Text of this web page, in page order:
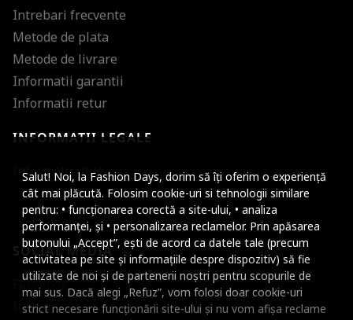
Salut! Noi, la Fashion Days, dorim să îți oferim o experiență
cât mai plăcută. Folosim cookie-uri si tehnologii similare
pentru: • funcționarea corectă a site-ului, • analiza
performanței, și • personalizarea reclamelor. Prin apăsarea
butonului „Accept”, ești de acord ca datele tale (precum
activitatea pe site și informațiile despre dispozitiv) să fie
utilizate de noi și de partenerii noștri pentru scopurile de
mai sus. Dacă alegi „Refuz”, vom folosi doar cookie-uri
strict necesare funcționării site-ului și nu vom afișa reclame
Intrebari frecvente
Metode de plata
Metode de livrare
Informatii garantii
Informatii retur
INFORMATII LEGALE
Informatii utile
SOCIAL MEDIA
Facebook
Instagram
Micsoreaza
Mareste spatierea
Micsoreaza
Mareste inaltimea
Micsoreaza